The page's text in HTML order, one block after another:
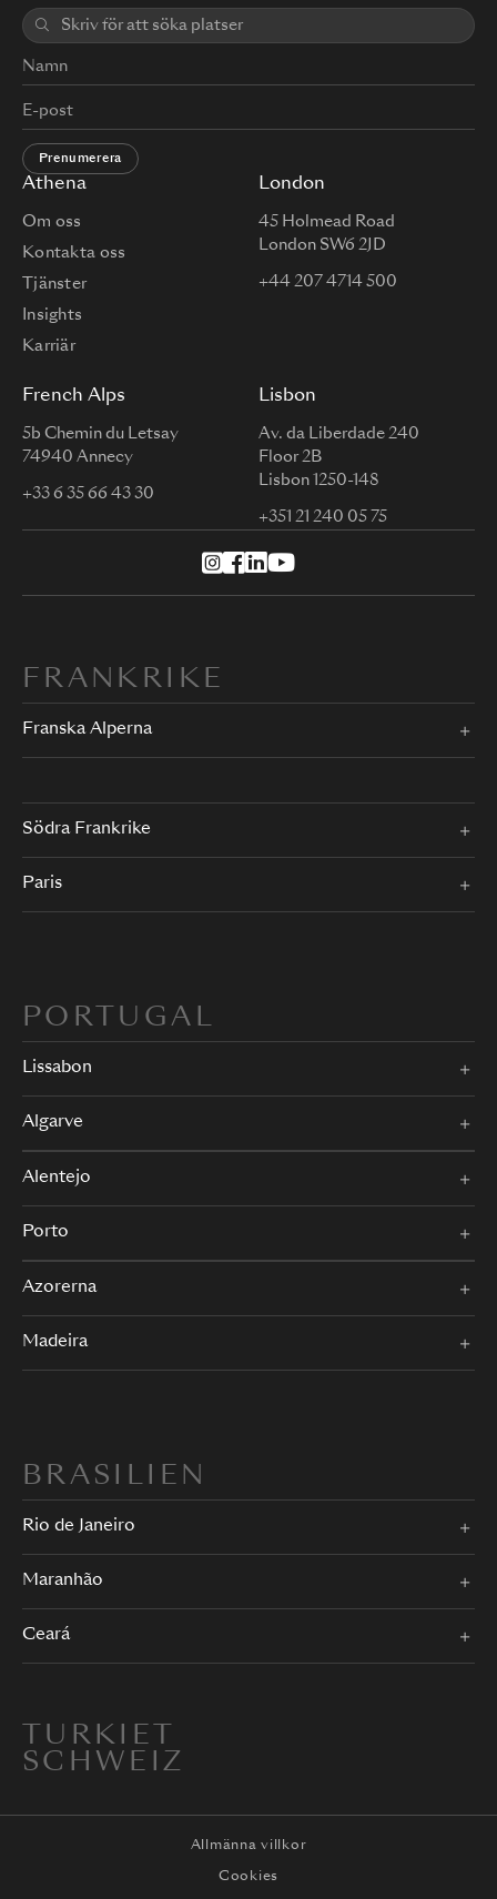
Athena
Om oss
Kontakta oss
Tjänster
Insights
Karriär
London
45 Holmead Road
London SW6 2JD
+44 207 4714 500
French Alps
5b Chemin du Letsay
74940 Annecy
+33 6 35 66 43 30
Lisbon
Av. da Liberdade 240
Floor 2B
Lisbon 1250-148
+351 21 240 05 75
Prenumerera
FRANKRIKE
Franska Alperna
Södra Frankrike
Paris
PORTUGAL
Lissabon
Algarve
Alentejo
Porto
Azorerna
Madeira
BRASILIEN
Rio de Janeiro
Maranhão
Ceará
TURKIET
SCHWEIZ
Allmänna villkor
Cookies